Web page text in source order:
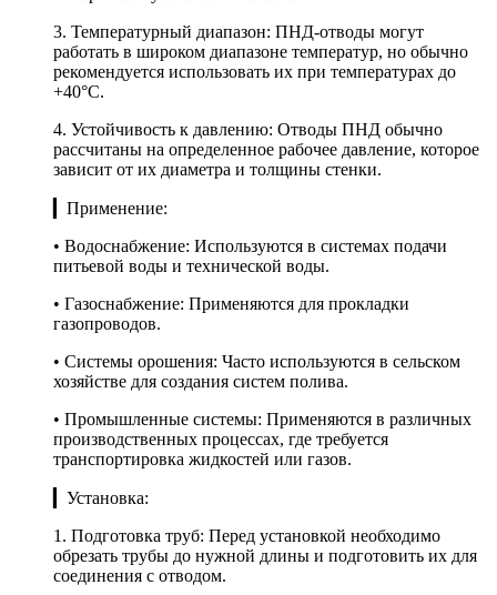
3. Температурный диапазон: ПНД-отводы могут
работать в широком диапазоне температур, но обычно
рекомендуется использовать их при температурах до
+40°C.
4. Устойчивость к давлению: Отводы ПНД обычно
рассчитаны на определенное рабочее давление, которое
зависит от их диаметра и толщины стенки.
▎Применение:
• Водоснабжение: Используются в системах подачи
питьевой воды и технической воды.
• Газоснабжение: Применяются для прокладки
газопроводов.
• Системы орошения: Часто используются в сельском
хозяйстве для создания систем полива.
• Промышленные системы: Применяются в различных
производственных процессах, где требуется
транспортировка жидкостей или газов.
▎Установка:
1. Подготовка труб: Перед установкой необходимо
обрезать трубы до нужной длины и подготовить их для
соединения с отводом.